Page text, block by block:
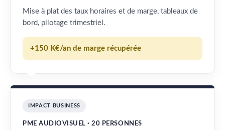
Mise à plat des taux horaires et de marge, tableaux de
bord, pilotage trimestriel.
+150 K€/an de marge récupérée
IMPACT BUSINESS
PME AUDIOVISUEL · 20 PERSONNES